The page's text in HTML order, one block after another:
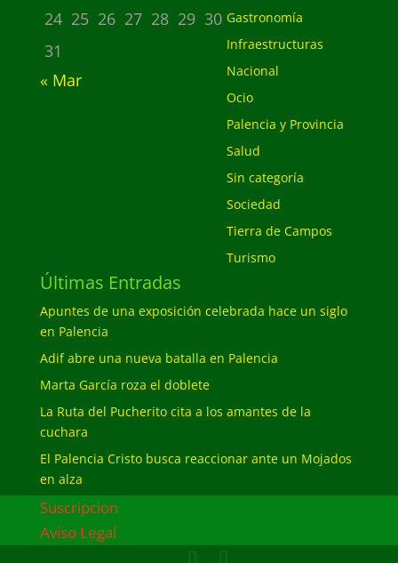
24 25 26 27 28 29 30
31
« Mar
Gastronomía
Infraestructuras
Nacional
Ocio
Palencia y Provincia
Salud
Sin categoría
Sociedad
Tierra de Campos
Turismo
Últimas Entradas
Apuntes de una exposición celebrada hace un siglo
en Palencia
Adif abre una nueva batalla en Palencia
Marta García roza el doblete
La Ruta del Pucherito cita a los amantes de la
cuchara
El Palencia Cristo busca reaccionar ante un Mojados
en alza
Suscripcion
Aviso Legal